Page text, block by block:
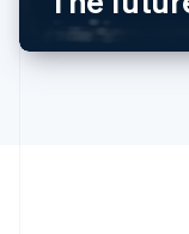
イギリス
English